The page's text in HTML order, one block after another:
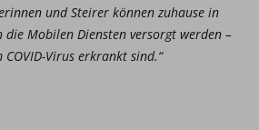
und Steirer können zuhause in
Mobilen Diensten versorgt werden –
Virus erkrankt sind.“